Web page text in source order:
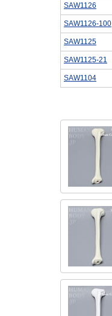
SAW1126
SAW1126-100
SAW1125
SAW1125-21
SAW1104